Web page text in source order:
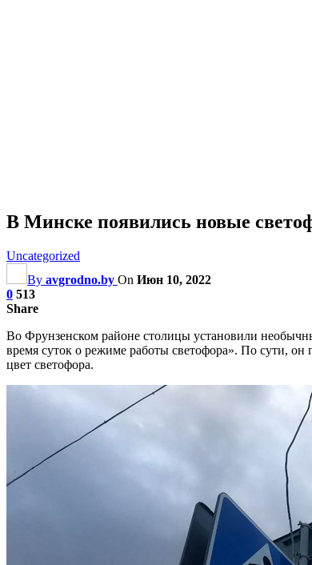
В Минске появились новые
Uncategorized
By avgrodno.by On Июн 10, 2022
0 513
Share
Во Фрунзенском районе столицы установили
время суток о режиме работы светофора». По сути, он
цвет светофора.